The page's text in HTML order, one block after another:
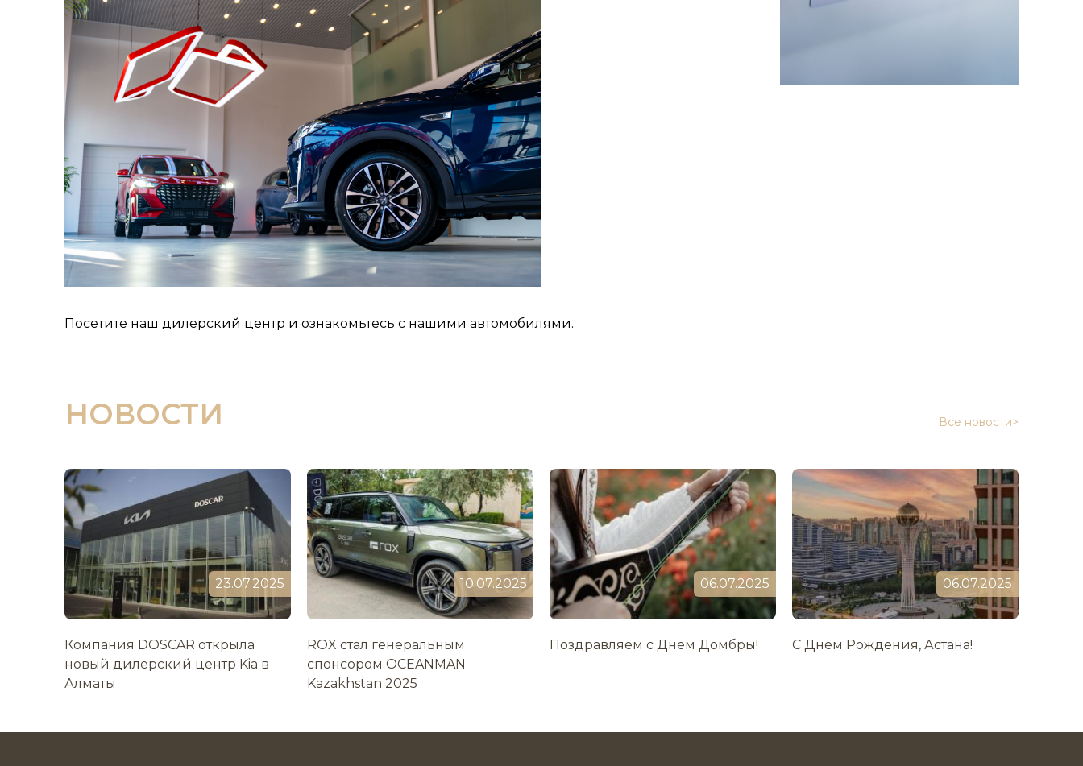
Посетите наш дилерский центр и ознакомьтесь с нашими автомобилями.
НОВОСТИ Все новости>
23.07.2025
Компания DOSCAR открыла
новый дилерский центр Kia в
Алматы
10.07.2025
ROX стал генеральным
спонсором OCEANMAN
Kazakhstan 2025
06.07.2025
Поздравляем с Днём Домбры!
06.07.2025
С Днём Рождения, Астана!